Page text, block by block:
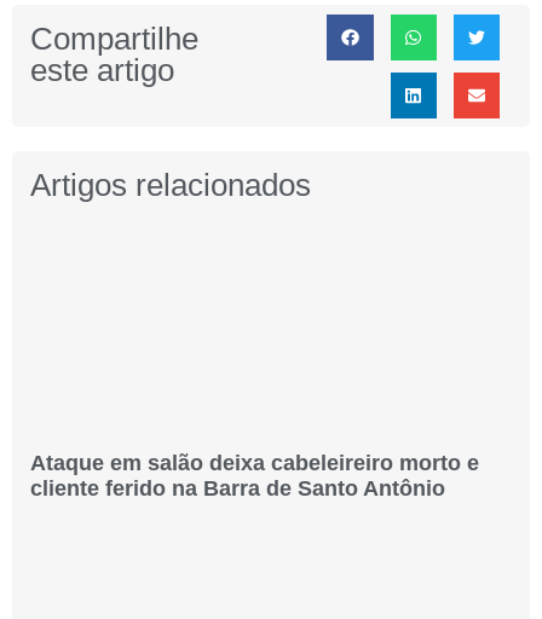
Compartilhe
este artigo
Artigos relacionados
Ataque em salão deixa cabeleireiro morto e
cliente ferido na Barra de Santo Antônio